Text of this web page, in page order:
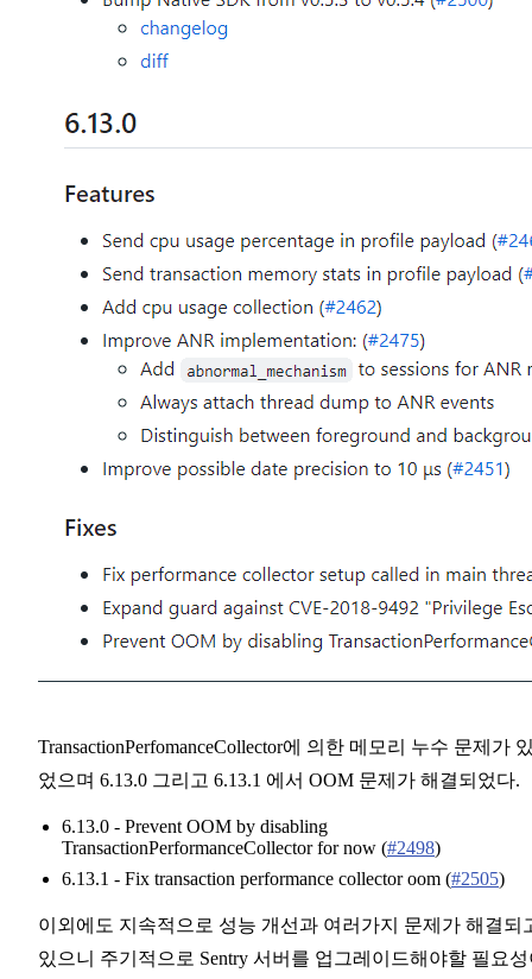
TransactionPerfomanceCollector에 의한 메모리 누수 문제가
었으며 6.13.0 그리고 6.13.1 에서 OOM 문제가 해결되었다.
6.13.0 - Prevent OOM by disabling
TransactionPerformanceCollector for now (#2498)
6.13.1 - Fix transaction performance collector oom (#2505)
이외에도 지속적으로 성능 개선과 여러가지 문제가 해결되
있으니 주기적으로 Sentry 서버를 업그레이드해야할 필요